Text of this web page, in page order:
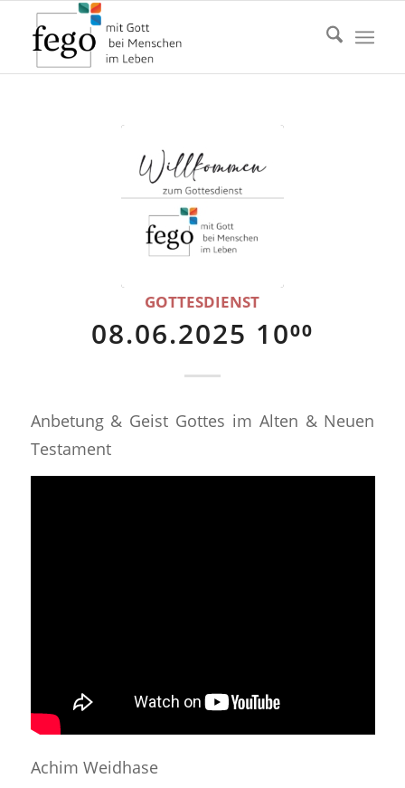
GOTTESDIENST
08.06.2025 10⁰⁰
Anbetung & Geist Gottes im Alten & Neuen
Testament
Achim Weidhase